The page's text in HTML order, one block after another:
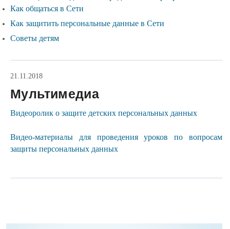
Как общаться в Сети
Как защитить персональные данные в Сети
Советы детям
21.11.2018
Мультимедиа
Видеоролик о защите детских персональных данных
Видео-материалы для проведения уроков по вопросам
защиты персональных данных